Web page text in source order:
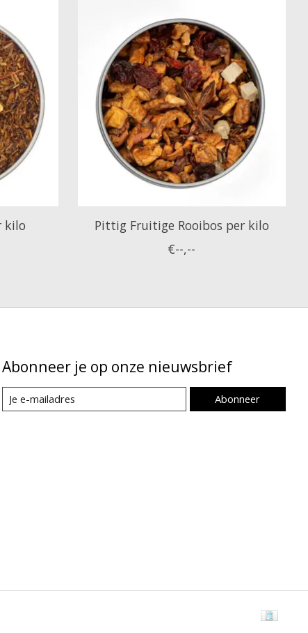
kilo
Pittig Fruitige Rooibos per kilo
€--,--
Abonneer je op onze nieuwsbrief
Abonneer